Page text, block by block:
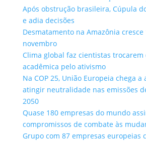
Após obstrução brasileira, Cúpula
e adia decisões
Desmatamento na Amazônia cresce
novembro
Clima global faz cientistas trocarem
acadêmica pelo ativismo
Na COP 25, União Europeia chega a
atingir neutralidade nas emissões
2050
Quase 180 empresas do mundo
compromissos de combate às
Grupo com 87 empresas europeias